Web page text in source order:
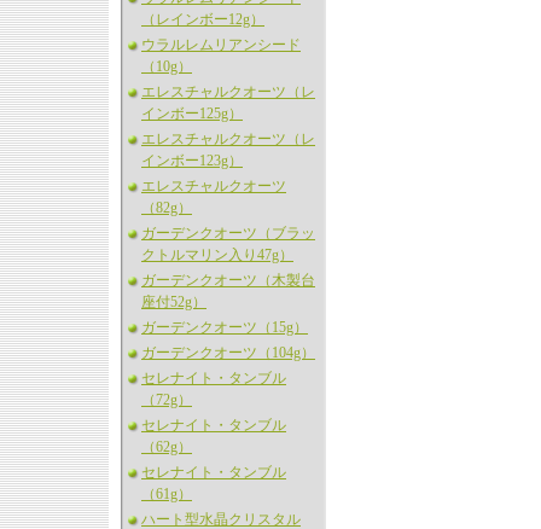
（レインボー12g）
ウラルレムリアンシード
（10g）
エレスチャルクオーツ（レ
インボー125g）
エレスチャルクオーツ（レ
インボー123g）
エレスチャルクオーツ
（82g）
ガーデンクオーツ（ブラッ
クトルマリン入り47g）
ガーデンクオーツ（木製台
座付52g）
ガーデンクオーツ（15g）
ガーデンクオーツ（104g）
セレナイト・タンブル
（72g）
セレナイト・タンブル
（62g）
セレナイト・タンブル
（61g）
ハート型水晶クリスタル